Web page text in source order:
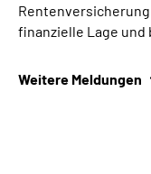
finanzielle Lage und
Weitere Meldungen